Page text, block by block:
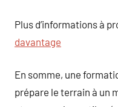
Plus d’informations à
davantage
En somme, une
prépare le terrain à un